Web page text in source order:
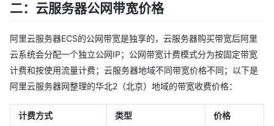
二：云服务器公网带宽价格
阿里云服务器ECS的公网带宽是独享的，云服务器购买带宽后阿里
云系统会分配一个独立公网IP；公网带宽计费模式分为按固定带宽
计费和按使用流量计费；云服务器地域不同带宽价格不同；以下是
阿里云服务器网整理的华北2（北京）地域的带宽收费价格：
计费方式 类型 价格